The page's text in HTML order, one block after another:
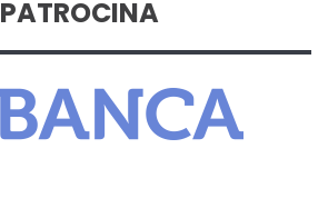
PATROCINA